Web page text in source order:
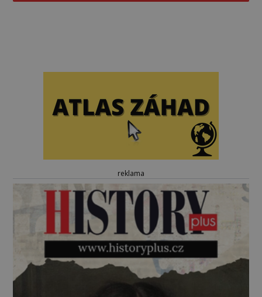
reklama